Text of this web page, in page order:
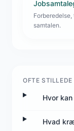
samtalen.
OFTE
Hvor
Hvad